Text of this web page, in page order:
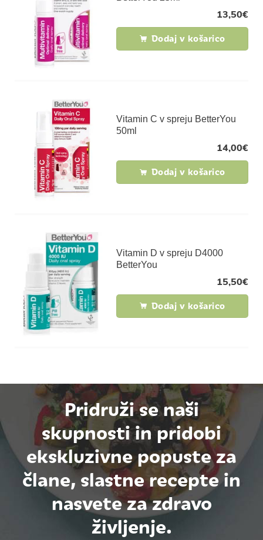
13,50€
Dodaj v košarico
Vitamin C v spreju BetterYou
50ml
14,00€
Dodaj v košarico
Vitamin D v spreju D4000
BetterYou
15,50€
Dodaj v košarico
Pridruži se naši
skupnosti in pridobi
ekskluzivne popuste za
člane, slastne recepte in
nasvete za zdravo
življenje.